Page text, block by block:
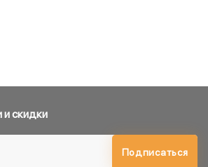
и скидки
Подписаться